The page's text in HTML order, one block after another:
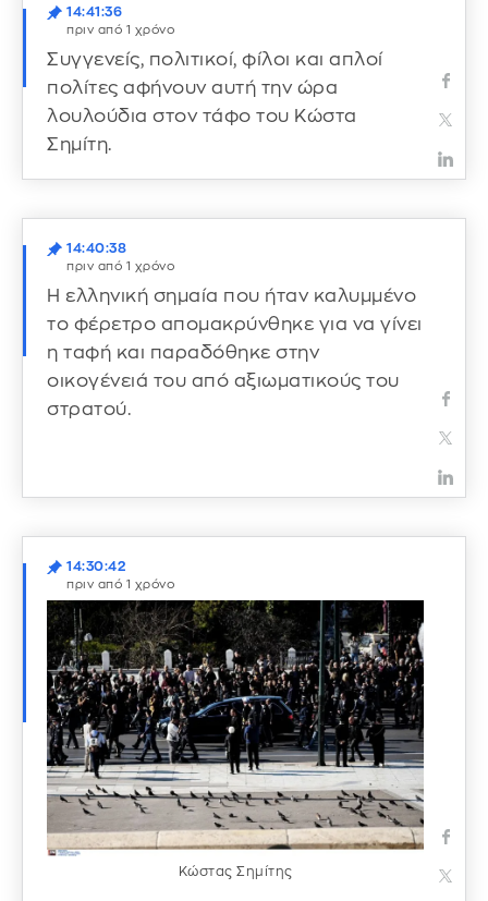
14:41:36
πριν από 1 χρόνο
Συγγενείς, πολιτικοί, φίλοι και απλοί
πολίτες αφήνουν αυτή την ώρα
λουλούδια στον τάφο του Κώστα
Σημίτη.
14:40:38
πριν από 1 χρόνο
Η ελληνική σημαία που ήταν καλυμμένο
το φέρετρο απομακρύνθηκε για να γίνει
η ταφή και παραδόθηκε στην
οικογένειά του από αξιωματικούς του
στρατού.
14:30:42
πριν από 1 χρόνο
Κώστας Σημίτης